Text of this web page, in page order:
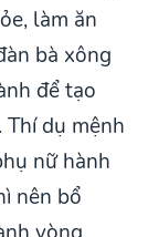
làm ăn
bà xông
để tạo
dụ mệnh
nữ hành
nên bổ